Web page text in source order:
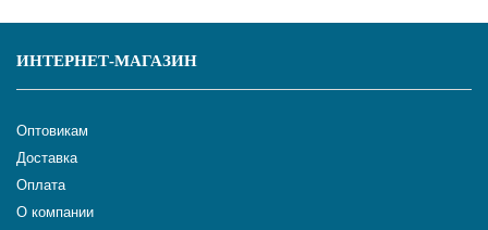
ИНТЕРНЕТ-МАГАЗИН
Оптовикам
Доставка
Оплата
О компании